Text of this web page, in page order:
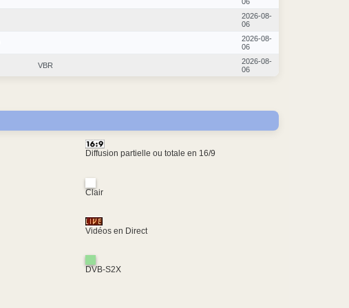
2026-08-
06
2026-08-
06
VBR
2026-08-
06
Diffusion partielle ou totale en 16/9
Clair
Vidéos en Direct
DVB-S2X